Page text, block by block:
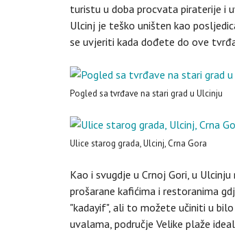
turistu u doba procvata piraterije i
Ulcinj je teško uništen kao
se uvjeriti kada dođete do ove
Pogled sa tvrđave na stari grad u Ulcinju
Ulice starog grada, Ulcinj, Crna Gora
Kao i svugdje u Crnoj Gori, u
prošarane kafićima i restoranima
"kadayif", ali to možete učiniti u
uvalama, područje Velike plaže